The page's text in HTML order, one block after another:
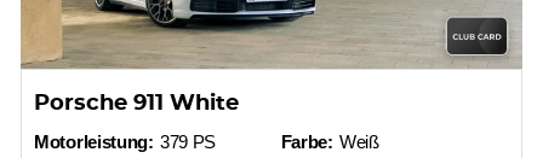
Porsche 911 White
Motorleistung: 379 PS
Farbe: Weiß